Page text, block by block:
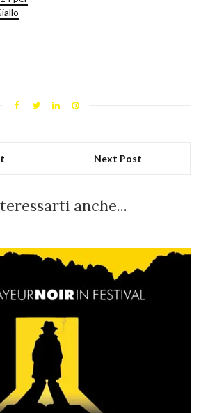
Next Post
anche...